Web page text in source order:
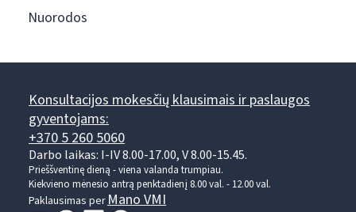
Nuorodos
Konsultacijos mokesčių klausimais ir paslaugos
gyventojams:
+370 5 260 5060
Darbo laikas: I-IV 8.00-17.00, V 8.00-15.45.
Prieššventinę dieną - viena valanda trumpiau.
Kiekvieno mėnesio antrą penktadienį 8.00 val. - 12.00 val.
Paklausimas per Mano VMI